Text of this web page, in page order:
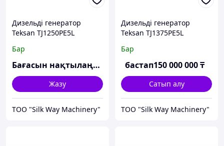
Дизельді генератор
Teksan TJ1250PE5L
Бар
Бағасын нақтылаңыз
Жазу
TOO "Silk Way Machinery"
Дизельді генератор
Teksan TJ1375PE5L
Бар
бастап150 000 000₸
Сатып алу
TOO "Silk Way Machinery"